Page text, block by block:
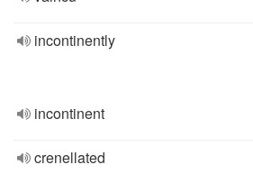
incontinently
incontinent
crenellated